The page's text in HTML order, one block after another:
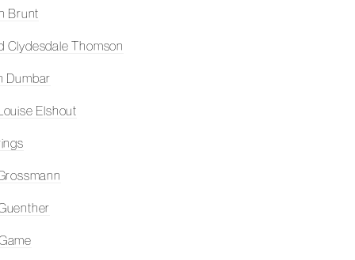
Brunt
Clydesdale Thomson
Dumbar
Elshout